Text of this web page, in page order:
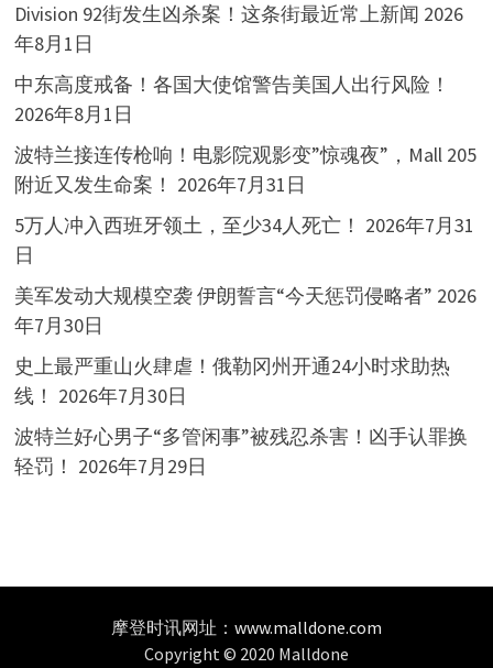
Division 92街发生凶杀案！这条街最近常上新闻 2026
年8月1日
中东高度戒备！各国大使馆警告美国人出行风险！
2026年8月1日
波特兰接连传枪响！电影院观影变”惊魂夜”，Mall 205
附近又发生命案！ 2026年7月31日
5万人冲入西班牙领土，至少34人死亡！ 2026年7月31
日
美军发动大规模空袭 伊朗誓言“今天惩罚侵略者” 2026
年7月30日
史上最严重山火肆虐！俄勒冈州开通24小时求助热
线！ 2026年7月30日
波特兰好心男子“多管闲事”被残忍杀害！凶手认罪换
轻罚！ 2026年7月29日
摩登时讯网址： www.malldone.com
Copyright © 2020 Malldone